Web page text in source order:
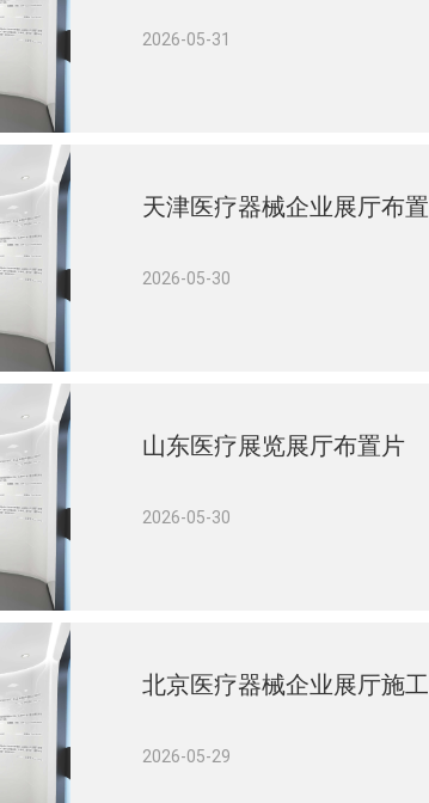
2026-05-31
天津医疗器械企业展厅布置
2026-05-30
山东医疗展览展厅布置片
2026-05-30
北京医疗器械企业展厅施工
2026-05-29